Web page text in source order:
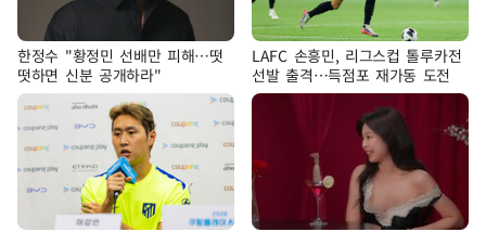
한정수 "황정민 선배만 피해…떳
떳하면 신분 공개하라"
LAFC 손흥민, 리그스컵 톨루카전
선발 출격…득점포 재가동 도전